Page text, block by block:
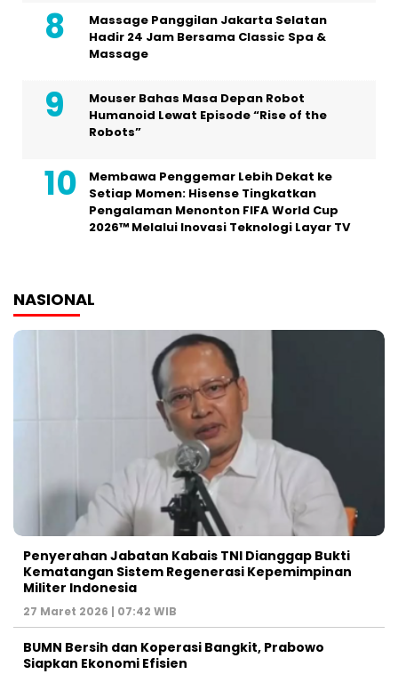
Massage Panggilan Jakarta Selatan
Hadir 24 Jam Bersama Classic Spa &
Massage
Mouser Bahas Masa Depan Robot
Humanoid Lewat Episode “Rise of the
Robots”
Membawa Penggemar Lebih Dekat ke
Setiap Momen: Hisense Tingkatkan
Pengalaman Menonton FIFA World Cup
2026™ Melalui Inovasi Teknologi Layar TV
NASIONAL
Penyerahan Jabatan Kabais TNI Dianggap Bukti
Kematangan Sistem Regenerasi Kepemimpinan
Militer Indonesia
27 Maret 2026 | 07:42 WIB
BUMN Bersih dan Koperasi Bangkit, Prabowo
Siapkan Ekonomi Efisien